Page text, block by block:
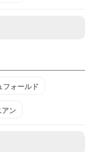
フォールド
アン